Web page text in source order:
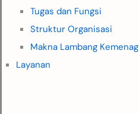
Tugas dan Fungsi
Struktur Organisasi
Makna Lambang Kemenag
Layanan